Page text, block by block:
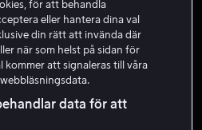
för att behandla
eller hantera dina val
din rätt att invända där
när som helst på sidan för
kommer att signaleras till våra
data för att